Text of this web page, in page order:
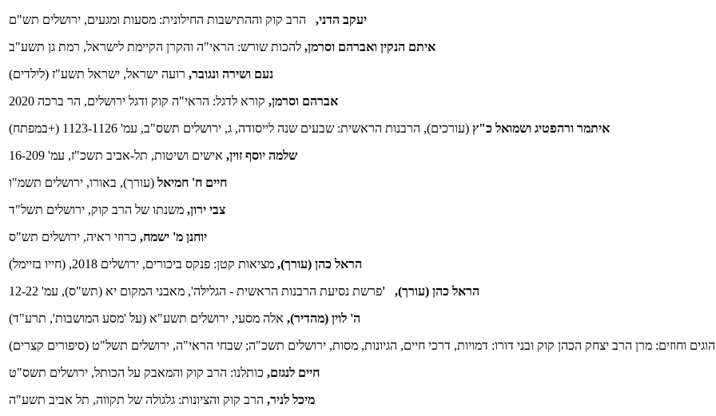
יעקב הדני,
‏ הרב קוק וההתישבות החילונית: מסעות ומגעים, ירושלים תש"ם
איתם הנקין ואברהם וסרמן, להכות שורש: הראי"ה והקרן הקיימת לישראל, רמת גן תשע"ב
נעם ושירה ונגובר, רועה ישראל, ישראל תשע"ז (לילדים)
אברהם וסרמן, קורא לדגל: הראי"ה קוק ודגל ירושלים, הר ברכה 2020
איתמר ורהפטיג ושמואל כ"ץ (עורכים), הרבנות הראשית: שבעים שנה לייסודה, ג, ירושלים תשס"ב, עמ' 1123-1126 (+במפתח)
שלמה יוסף זוין, אישים ושיטות, תל-אביב תשכ"ז, עמ' 16-209
חיים ח' חמיאל (עורך), באורו, ירושלים תשמ"ו
צבי ירון, משנתו של הרב קוק, ירושלים תשל"ד
יוחנן מ' ישמח, כרוזי ראיה, ירושלים תש"ס
הראל כהן (עורך), מציאות קטן: פנקס ביכורים, ירושלים 2018, (חייו בזיימל)
הראל כהן (עורך), 'פרשת נסיעת הרבנות הראשית - הגלילה', מאבני המקום יא (תש"ס), עמ' 12-22
ה' לוין (מהדיר), אלה מסעי, ירושלים תשע"א (על 'מסע המושבות', תרע"ד)
וחוזים: מרן הרב יצחק הכהן קוק ובני דורו: דמויות, דרכי חיים, הגיונות, מסות, ירושלים תשכ"ה; שבחי הראי"ה, ירושלים תשל"ט (סיפורים קצרים)
חיים לנגזם, כותלנו: הרב קוק והמאבק על הכותל, ירושלים תשס"ט
מיכל לניר, הרב קוק והציונות: גלגולה של תקווה, תל אביב תשע"ה